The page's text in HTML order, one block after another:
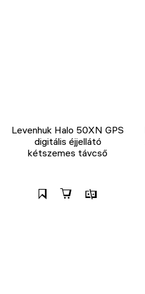
Levenhuk Halo 50XN GPS
digitális éjjellátó
kétszemes távcső